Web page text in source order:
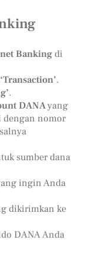
Bankingdi
‘Transaction’.
.
DANAyang
nomor
sumber dana
ingin Anda
dikirimkan ke
DANA Anda